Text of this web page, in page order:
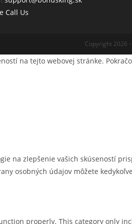
Call Us
Copyright 2026
na tejto webovej stránke.
na zlepšenie vašich skúseností
osobných údajov môžete
properly. This category only